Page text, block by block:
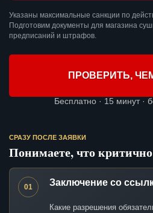
Указаны максимальные санкции по
Подготовим документы для магазина
предписаний и штрафов.
ПРОВЕРИТЬ,
Бесплатно · 15 минут ·
СРАЗУ ПОСЛЕ ЗАЯВКИ
Понимаете, что
01 Заключение со
Какие разрешения